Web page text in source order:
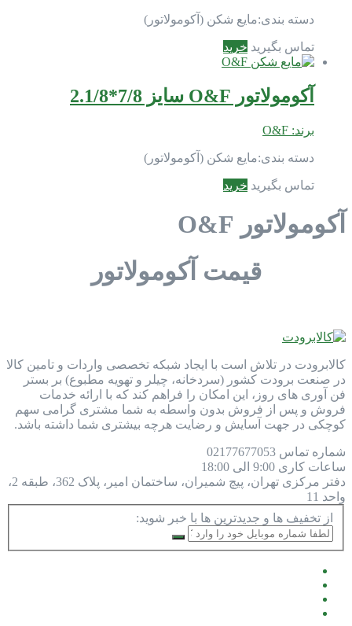
دسته بندی:مایع شکن (آکومولاتور)
تماس بگیرید خرید
آکومولاتور O&F سایز 7/8*2.1/8
برند: O&F
دسته بندی:مایع شکن (آکومولاتور)
تماس بگیرید خرید
آکومولاتور O&F
قیمت آکومولاتور
کالابرودت در تلاش است با ایجاد شبکه تخصصی واردات و تامین کالا
در صنعت برودت کشور (سردخانه، چیلر و تهویه مطبوع) بر بستر
فن آوری های روز، این امکان را فراهم کند که با ارائه خدمات
فروش و پس از فروش بدون واسطه به شما مشتری گرامی سهم
کوچکی در جهت آسایش و رضایت هرچه بیشتری شما داشته باشد.
شماره تماس 021 77677053
ساعات کاری 9:00 الی 18:00
دفتر مرکزی
تهران، پیچ شمیران، ساختمان امیر، پلاک 362، طبقه 2،
واحد 11
از تخفیف ها و جدیدترین ها با خبر شوید: